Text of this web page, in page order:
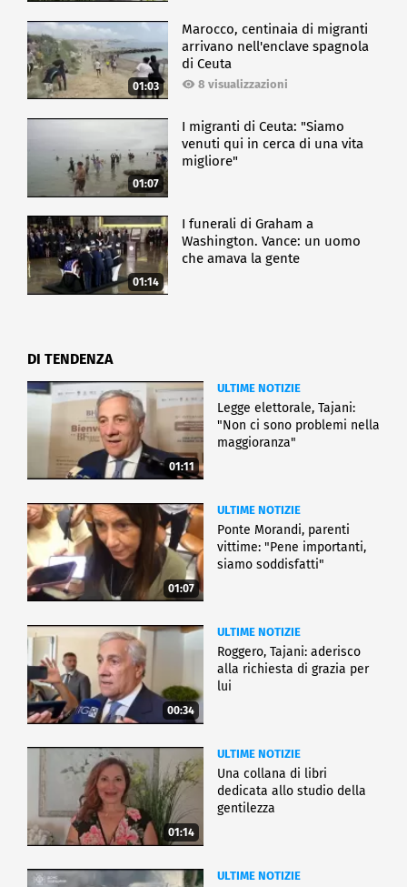
01:03
Marocco, centinaia di migranti
arrivano nell'enclave spagnola
di Ceuta
8 visualizzazioni
01:07
I migranti di Ceuta: "Siamo
venuti qui in cerca di una vita
migliore"
01:14
I funerali di Graham a
Washington. Vance: un uomo
che amava la gente
DI TENDENZA
01:11
ULTIME NOTIZIE
Legge elettorale, Tajani:
"Non ci sono problemi nella
maggioranza"
01:07
ULTIME NOTIZIE
Ponte Morandi, parenti
vittime: "Pene importanti,
siamo soddisfatti"
00:34
ULTIME NOTIZIE
Roggero, Tajani: aderisco
alla richiesta di grazia per
lui
01:14
ULTIME NOTIZIE
Una collana di libri
dedicata allo studio della
gentilezza
ULTIME NOTIZIE